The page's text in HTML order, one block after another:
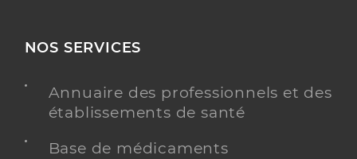
NOS SERVICES
Annuaire des professionnels et des
établissements de santé
Base de médicaments